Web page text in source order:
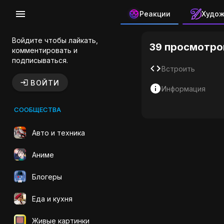
Реакции
Войдите чтобы лайкать,
комментировать и
подписываться.
ВОЙТИ
СООБЩЕСТВА
Авто и техника
Аниме
Блогеры
Еда и кухня
Живые картинки
Тесла
39
Встроить
Информация